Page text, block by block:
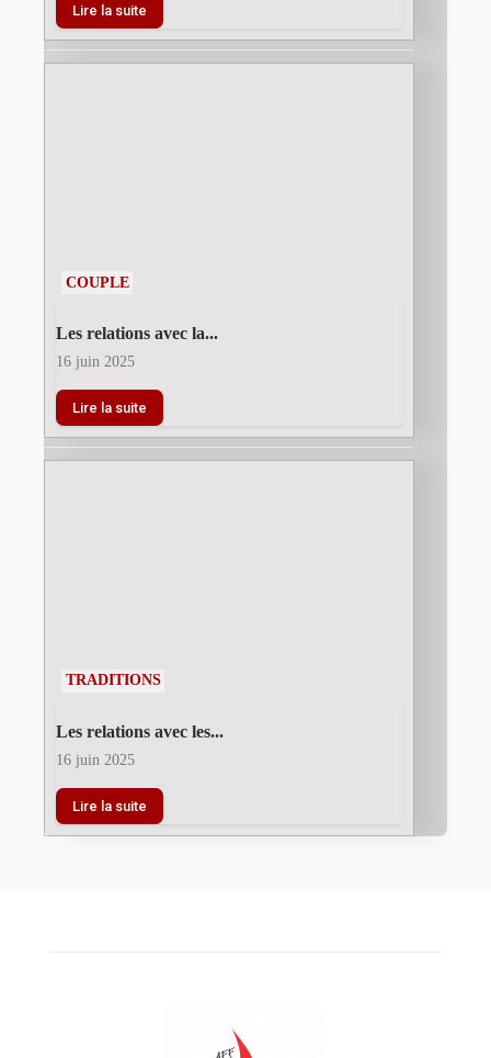
Lire la suite
COUPLE
Les relations avec la...
16 juin 2025
Lire la suite
TRADITIONS
Les relations avec les...
16 juin 2025
Lire la suite